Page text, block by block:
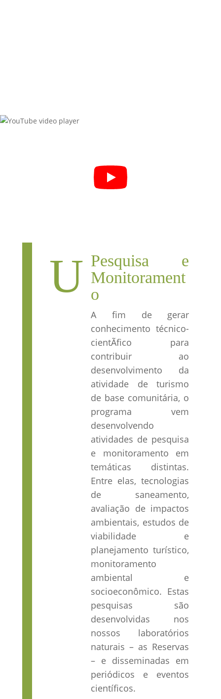
U Pesquisa e
Monitorament
o
A fim de gerar
conhecimento técnico-
cientÃ­fico para
contribuir ao
desenvolvimento da
atividade de turismo
de base comunitária, o
programa vem
desenvolvendo
atividades de pesquisa
e monitoramento em
temáticas distintas.
Entre elas, tecnologias
de saneamento,
avaliação de impactos
ambientais, estudos de
viabilidade e
planejamento turí­stico,
monitoramento
ambiental e
socioeconômico. Estas
pesquisas são
desenvolvidas nos
nossos laboratórios
naturais – as Reservas
– e disseminadas em
periódicos e eventos
cientí­ficos.